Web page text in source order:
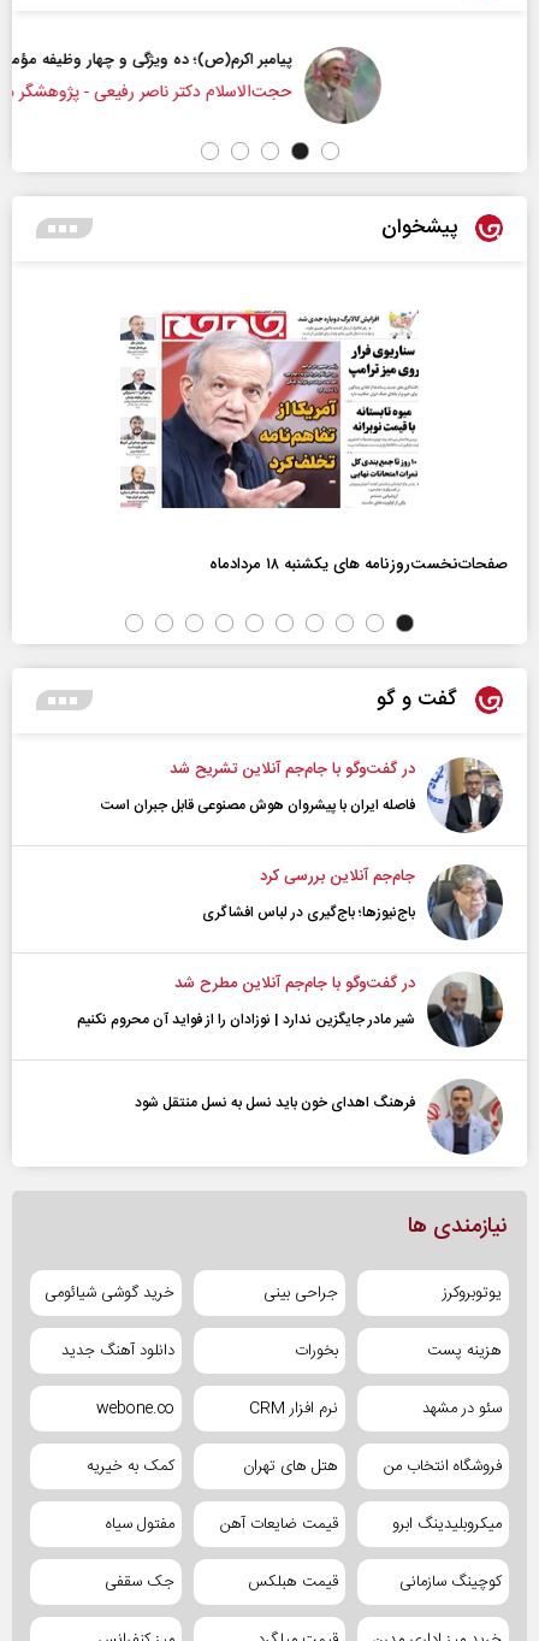
پیامبر اکرم(ص)؛ ده ویژگی و چهار وظیفه مؤمنان
حجت‌الاسلام دکتر ناصر رفیعی - پژوهشگر مسائل فرهنگی
پیشخوان
صفحات‌نخست‌روزنامه ها‌ی یکشنبه ۱۸ مردادماه
گفت و گو
در گفت‌و‌گو با جام‌جم آنلاین تشریح شد
فاصله ایران با پیشرو‌ان هوش مصنوعی قابل جبران است
جام‌جم آنلاین بررسی کرد
باج‌نیوزها؛ باج‌گیری در لباس افشاگری
در گفت‌و‌گو با جام‌جم آنلاین مطرح شد
شیر مادر جایگزین ندارد | نوزادان را از فواید آن محروم نکنیم
فرهنگ اهدای خون باید نسل به نسل منتقل شود
نیازمندی ها
یوتوبروکرز جراحی بینی خرید گوشی شیائومی
هزینه پست بخورات دانلود آهنگ جدید
سئو در مشهد نرم افزار CRM webone.co
فروشگاه انتخاب من هتل های تهران کمک به خیریه
میکروبلیدینگ ابرو قیمت ضایعات آهن مفتول سیاه
کوچینگ سازمانی قیمت هبلکس جک سقفی